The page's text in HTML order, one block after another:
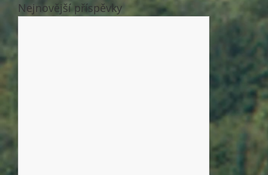
Nejnovější příspěvky